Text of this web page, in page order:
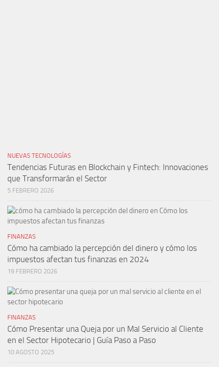
NUEVAS TECNOLOGÍAS
Tendencias Futuras en Blockchain y Fintech: Innovaciones
que Transformarán el Sector
5 FEBRERO 2026
FINANZAS
Cómo ha cambiado la percepción del dinero y cómo los
impuestos afectan tus finanzas en 2024
19 FEBRERO 2026
FINANZAS
Cómo Presentar una Queja por un Mal Servicio al Cliente
en el Sector Hipotecario | Guía Paso a Paso
10 AGOSTO 2025